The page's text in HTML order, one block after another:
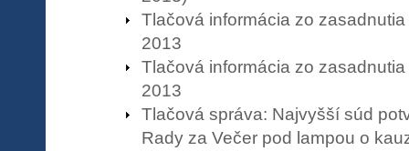
Tlačová informácia zo
2013
Tlačová informácia zo
2013
Tlačová správa: Najvyšší súd
Rady za Večer pod lampou o